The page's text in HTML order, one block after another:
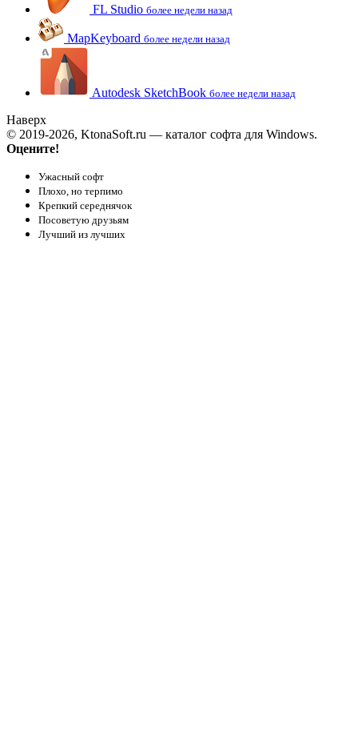
FL Studio более недели назад
MapKeyboard более недели назад
Autodesk SketchBook более недели назад
Наверх
© 2019-2026, KtonaSoft.ru — каталог софта для Windows.
Оцените!
Ужасный софт
Плохо, но терпимо
Крепкий середнячок
Посоветую друзьям
Лучший из лучших